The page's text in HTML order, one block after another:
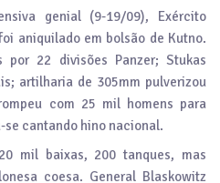
genial (9-19/09), Exército
aniquilado em bolsão de Kutno.
por 22 divisões Panzer; Stukas
artilharia de 305mm pulverizou
com 25 mil homens para
se cantando hino nacional.
mil baixas, 200 tanques, mas
coesa. General Blaskowitz